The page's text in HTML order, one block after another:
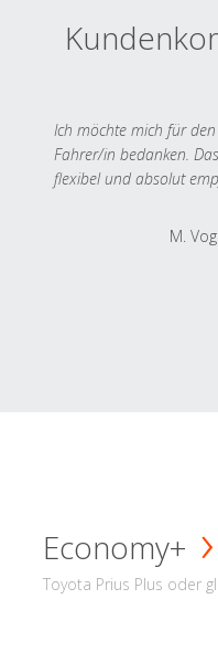
Ich möchte mich für
Fahrer/in bedanken.
flexibel und absolut
M.
Economy+
Toyota Prius Plus oder